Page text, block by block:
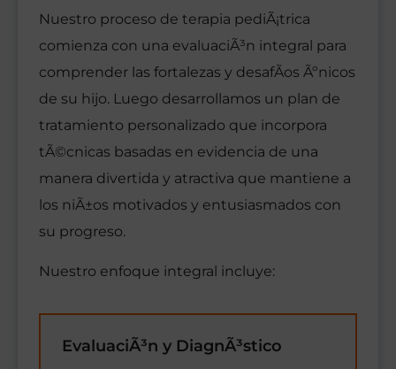
Nuestro proceso de terapia pediÃ¡trica
comienza con una evaluaciÃ³n integral para
comprender las fortalezas y desafÃ­os Ãºnicos
de su hijo. Luego desarrollamos un plan de
tratamiento personalizado que incorpora
tÃ©cnicas basadas en evidencia de una
manera divertida y atractiva que mantiene a
los niÃ±os motivados y entusiasmados con
su progreso.
Nuestro enfoque integral incluye:
EvaluaciÃ³n y DiagnÃ³stico